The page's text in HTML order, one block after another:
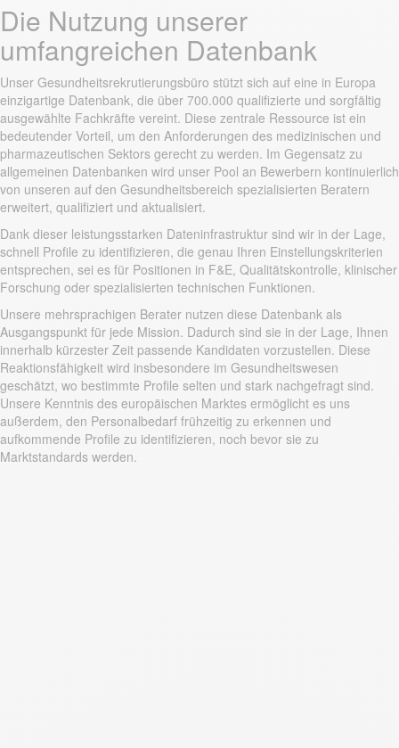
Die Nutzung unserer
umfangreichen Datenbank
Unser Gesundheitsrekrutierungsbüro stützt sich auf eine in Europa
einzigartige Datenbank, die über 700.000 qualifizierte und sorgfältig
ausgewählte Fachkräfte vereint. Diese zentrale Ressource ist ein
bedeutender Vorteil, um den Anforderungen des medizinischen und
pharmazeutischen Sektors gerecht zu werden. Im Gegensatz zu
allgemeinen Datenbanken wird unser Pool an Bewerbern kontinuierlich
von unseren auf den Gesundheitsbereich spezialisierten Beratern
erweitert, qualifiziert und aktualisiert.
Dank dieser leistungsstarken Dateninfrastruktur sind wir in der Lage,
schnell Profile zu identifizieren, die genau Ihren Einstellungskriterien
entsprechen, sei es für Positionen in F&E, Qualitätskontrolle, klinischer
Forschung oder spezialisierten technischen Funktionen.
Unsere mehrsprachigen Berater nutzen diese Datenbank als
Ausgangspunkt für jede Mission. Dadurch sind sie in der Lage, Ihnen
innerhalb kürzester Zeit passende Kandidaten vorzustellen. Diese
Reaktionsfähigkeit wird insbesondere im Gesundheitswesen
geschätzt, wo bestimmte Profile selten und stark nachgefragt sind.
Unsere Kenntnis des europäischen Marktes ermöglicht es uns
außerdem, den Personalbedarf frühzeitig zu erkennen und
aufkommende Profile zu identifizieren, noch bevor sie zu
Marktstandards werden.